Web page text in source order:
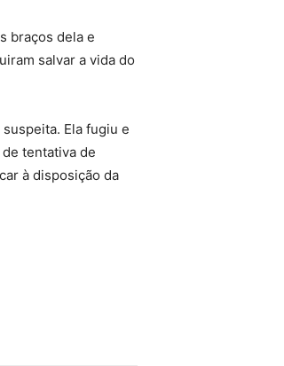
braços dela e
salvar a vida do
Ela fugiu e
tentativa de
à disposição da